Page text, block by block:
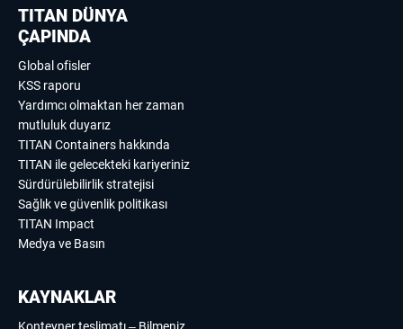
TITAN DÜNYA
ÇAPINDA
Global ofisler
KSS raporu
Yardımcı olmaktan her zaman
mutluluk duyarız
TITAN Containers hakkında
TITAN ile gelecekteki kariyeriniz
Sürdürülebilirlik stratejisi
Sağlık ve güvenlik politikası
TITAN Impact
Medya ve Basın
KAYNAKLAR
Konteyner teslimatı – Bilmeniz